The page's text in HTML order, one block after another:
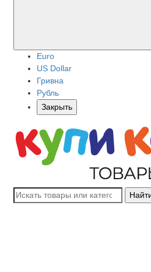
Euro
US Dollar
Гривна
Рубль
Закрыть